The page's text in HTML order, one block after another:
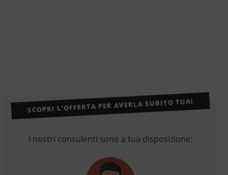
SCOPRI L’OFFERTA PER AVERLA SUBITO TUA!
I nostri consulenti sono a tua disposizione: